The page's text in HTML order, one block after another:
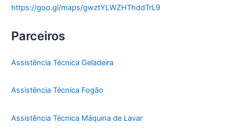
https://goo.gl/maps/gwztYLWZHThddTrL9
Parceiros
Assistência Técnica Geladeira
Assistência Técnica Fogão
Assistência Técnica Máquina de Lavar